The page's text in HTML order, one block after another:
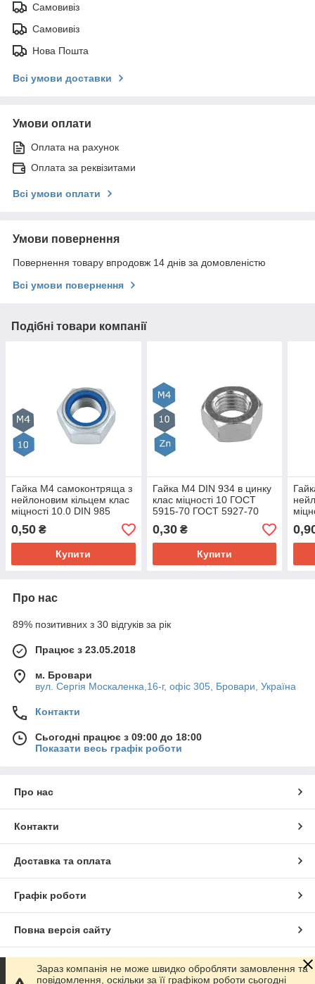
Самовивіз
Самовивіз
Нова Пошта
Всі умови доставки
Умови оплати
Оплата на рахунок
Оплата за реквізитами
Всі умови оплати
Умови повернення
Повернення товару впродовж 14 днів за домовленістю
Всі умови повернення
Подібні товари компанії
Гайка М4 самоконтряща з
нейлоновим кільцем клас
міцності 10.0 DIN 985
0,50 ₴
Купити
Гайка M4 DIN 934 в цинку
клас міцності 10 ГОСТ
5915-70 ГОСТ 5927-70
0,30₴
Купити
Про нас
89% позитивних з 30 відгуків за рік
Працює з 23.05.2018
м. Бровари
вул. Сергія Москаленка,16-г, офіс 305, Бровари, Україна
Контакти
Сьогодні працює з 09:00 до 18:00
Показати весь графік роботи
Про нас
Контакти
Доставка та оплата
Графік роботи
Повна версія сайту
Сайт створено на маркетплейсіProm.ua
Зараз компанія не може швидко обробляти замовлення та
повідомлення, оскільки за її графіком роботи сьогодні